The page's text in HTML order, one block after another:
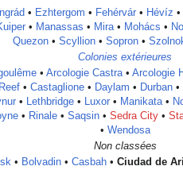
• Ezhtergom • Fehérvár • Hévíz •
• Manassas • Mira• Mohács •
Quezon • Scyllion • Sopron •
Colonies extérieures
• Arcologie Castra• Arcologie
• Castaglione • Daylam • Durban •
• Lethbridge • Luxor • Manikata•
• Rinale• Saqsin• Sedra City•
• Wendosa
Non classées
• Bolvadin • Casbah • Ciudad de